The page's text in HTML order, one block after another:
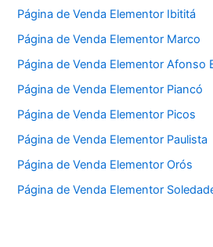
Página de Venda Elementor Ibititá
Página de Venda Elementor Marco
Página de Venda Elementor Afonso
Página de Venda Elementor Piancó
Página de Venda Elementor Picos
Página de Venda Elementor Paulista
Página de Venda Elementor Orós
Página de Venda Elementor